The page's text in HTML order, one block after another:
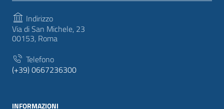
Indirizzo
Via di San Michele, 23
00153, Roma
Telefono
(+39) 0667236300
INFORMAZIONI